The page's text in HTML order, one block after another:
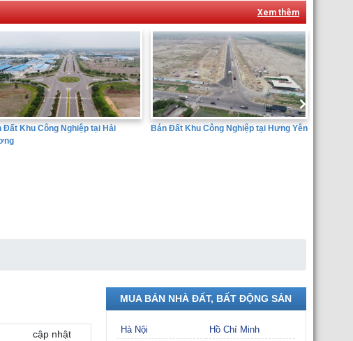
Xem thêm
Bán Đất Khu Công Nghiệp tại Hưng Yên
cập nhật
MUA BÁN NHÀ ĐẤT, BẤT ĐỘNG SẢN
Hà Nội
Hồ Chí Minh